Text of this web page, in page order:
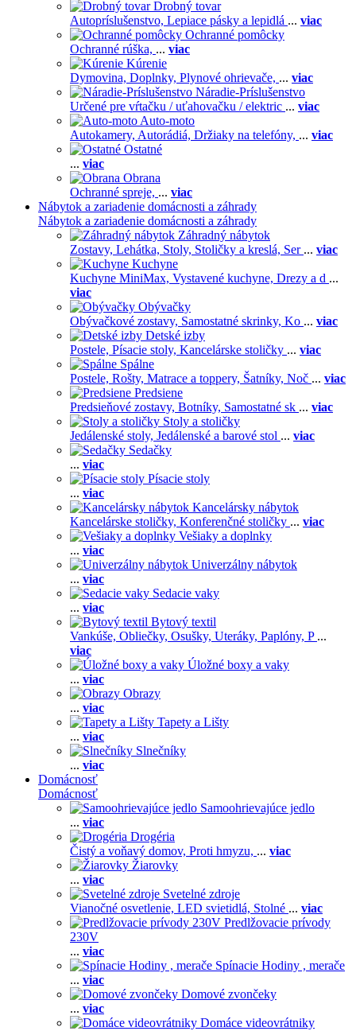
Drobný tovar
Autopríslušenstvo, Lepiace pásky a lepidlá ... viac
Ochranné pomôcky
Ochranné rúška, ... viac
Kúrenie
Dymovina, Doplnky, Plynové ohrievače, ... viac
Náradie-Príslušenstvo
Určené pre vŕtačku / uťahovačku / elektric ... viac
Auto-moto
Autokamery, Autorádiá, Držiaky na telefóny, ... viac
Ostatné
... viac
Obrana
Ochranné spreje, ... viac
Nábytok a zariadenie domácnosti a záhrady
Nábytok a zariadenie domácnosti a záhrady
Záhradný nábytok
Zostavy, Lehátka, Stoly, Stoličky a kreslá, Ser ... viac
Kuchyne
Kuchyne MiniMax, Vystavené kuchyne, Drezy a d ...
viac
Obývačky
Obývačkové zostavy, Samostatné skrinky, Ko ... viac
Detské izby
Postele, Písacie stoly, Kancelárske stoličky ... viac
Spálne
Postele, Rošty, Matrace a toppery, Šatníky, Noč ... viac
Predsiene
Predsieňové zostavy, Botníky, Samostatné sk ... viac
Stoly a stoličky
Jedálenské stoly, Jedálenské a barové stol ... viac
Sedačky
... viac
Písacie stoly
... viac
Kancelársky nábytok
Kancelárske stoličky, Konferenčné stoličky ... viac
Vešiaky a doplnky
... viac
Univerzálny nábytok
... viac
Sedacie vaky
... viac
Bytový textil
Vankúše, Obliečky, Osušky, Uteráky, Paplóny, P ...
viac
Úložné boxy a vaky
... viac
Obrazy
... viac
Tapety a Lišty
... viac
Slnečníky
... viac
Domácnosť
Domácnosť
Samoohrievajúce jedlo
... viac
Drogéria
Čistý a voňavý domov, Proti hmyzu, ... viac
Žiarovky
... viac
Svetelné zdroje
Vianočné osvetlenie, LED svietidlá, Stolné ... viac
Predlžovacie prívody
230V
... viac
Spínacie Hodiny , merače
... viac
Domové zvončeky
... viac
Domáce videovrátniky